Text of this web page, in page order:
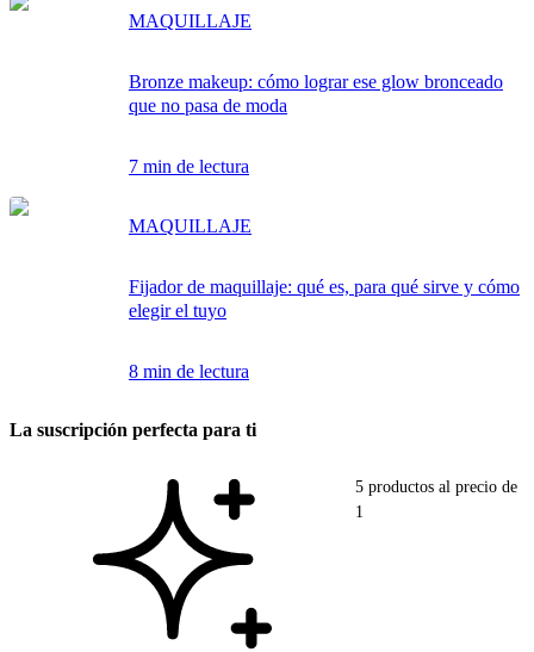
MAQUILLAJE
Bronze makeup: cómo lograr ese glow bronceado
que no pasa de moda
7 min de lectura
MAQUILLAJE
Fijador de maquillaje: qué es, para qué sirve y cómo
elegir el tuyo
8 min de lectura
La suscripción perfecta para ti
5 productos al precio de
1